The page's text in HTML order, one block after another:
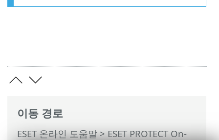
이동 경로
ESET 온라인 도움말>ESET PROTECT On-